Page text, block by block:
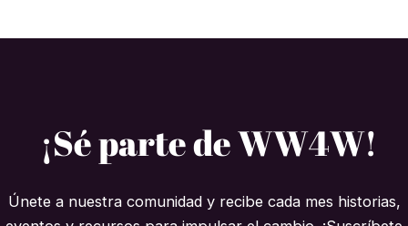
¡Sé parte de WW4W!
Únete a nuestra comunidad y recibe cada mes historias,